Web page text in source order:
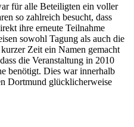
für alle Beteiligten ein voller
so zahlreich besucht, dass
ihre erneute Teilnahme
sowohl Tagung als auch die
Zeit ein Namen gemacht
die Veranstaltung in 2010
benötigt. Dies war innerhalb
Dortmund glücklicherweise